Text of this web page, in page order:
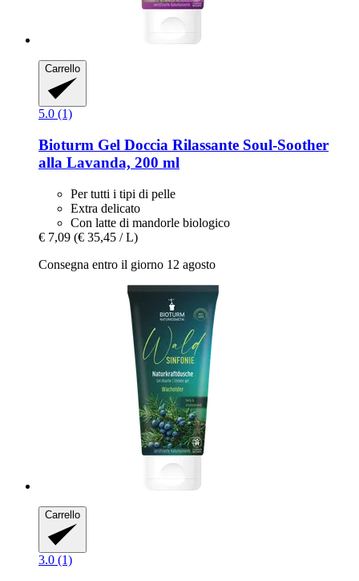
Carrello
5.0 (1)
Bioturm Gel Doccia Rilassante Soul-​Soother
alla Lavanda, 200 ml
Per tutti i tipi di pelle
Extra delicato
Con latte di mandorle biologico
€ 7,09 (€ 35,45 / L)
Consegna entro il giorno 12 agosto
Carrello
3.0 (1)